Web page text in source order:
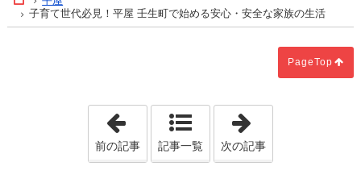
子育て世代必見！平屋 壬生町で始める安心・安全な家族の生活
PageTop
「宇都宮市限定！お得に快適トイレリ
前の記事 記事一覧 次の記事